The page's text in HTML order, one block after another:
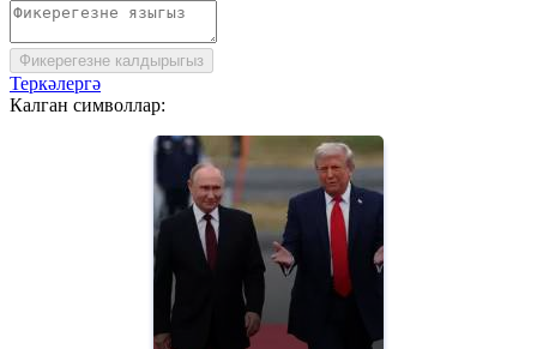
Фикерегезне калдырыгыз
Теркәлергә
Калган символлар: